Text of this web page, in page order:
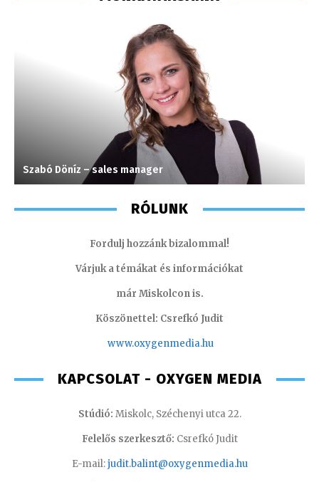
Szabó Döníz – sales manager
RÓLUNK
Fordulj hozzánk bizalommal!
Várjuk a témákat és információkat
már Miskolcon is.
Köszönettel: Csrefkó Judit
www.oxygenmedia.hu
KAPCSOLAT - OXYGEN MEDIA
Stúdió: Miskolc, Széchenyi utca 22.
Felelős szerkesztő: Csrefkó Judit
E-mail:judit.balint@oxygenmedia.hu